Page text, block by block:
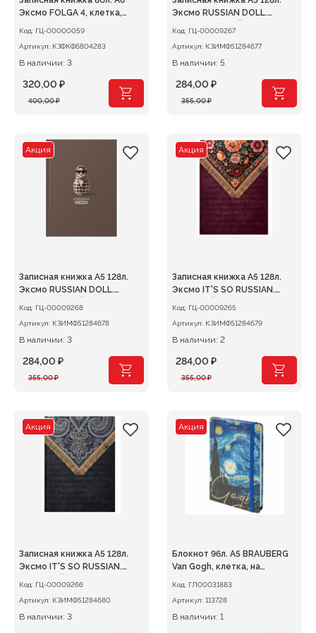
Эксмо FOLGA 4, клетка,
Код: ГЦ-00000059
Артикул: КЗФКФ6804283
В наличии: 3
400,00₽
Первоначальная
400,00 ₽.
320,00 ₽
Текущая
Эксмо RUSSIAN DOLL.
Блестящая, ЛАЙТ
Код: ГЦ-00009267
Артикул: КЗИМФ51284677
В наличии: 5
355,00₽
Первоначальная
355,00 ₽.
284,00 ₽
Текущая
Акция
Записная книжка А5 128л.
Эксмо RUSSIAN DOLL.
Люксовая, ЛАЙТ
Код: ГЦ-00009268
Артикул: КЗИМФ51284678
В наличии: 3
355,00₽
Первоначальная
355,00 ₽.
284,00 ₽
Текущая
Акция
Записная книжка А5 128л.
Эксмо IT'S SO RUSSIAN.
Код: ГЦ-00009265
Артикул: КЗИМФ51284679
В наличии: 2
355,00₽
Первоначальная
355,00 ₽.
284,00 ₽
Текущая
Акция
Записная книжка А5 128л.
Эксмо IT'S SO RUSSIAN.
Код: ГЦ-00009266
Артикул: КЗИМФ51284680
В наличии: 3
Акция
Блокнот 96л. А5 BRAUBERG
Van Gogh, клетка, на
Код: ГЛ00031883
Артикул: 113728
В наличии: 1